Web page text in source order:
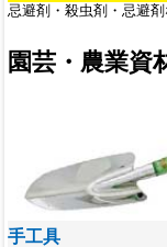
忌避剤・殺虫剤・忌避
園芸・農業資
手工具